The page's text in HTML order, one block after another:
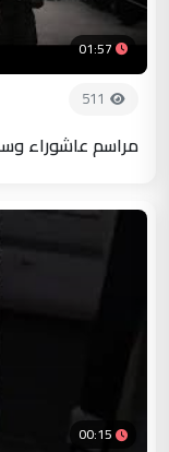
01:57
511
مراسم عاشوراء
00:15